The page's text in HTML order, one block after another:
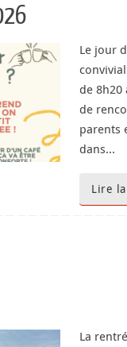
Le jour
de 8h20
de
parents
dans…
Lire
La